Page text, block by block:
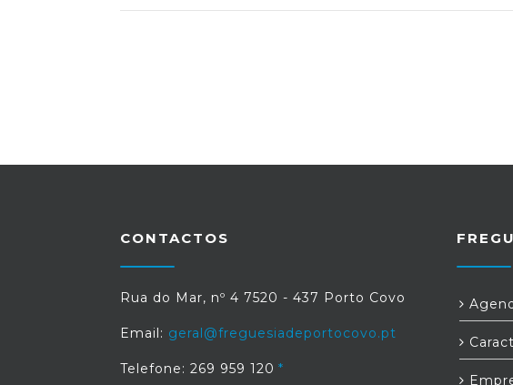
CONTACTOS
Rua do Mar, nº 4 7520 - 437 Porto Covo
Email: geral@freguesiadeportocovo.pt
Telefone: 269 959 120